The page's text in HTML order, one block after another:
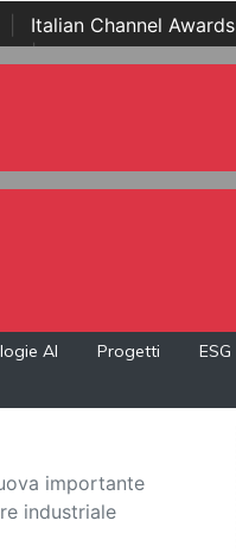
Italian Channel Awards
| ...
AI Progetti ESG
importante
industriale